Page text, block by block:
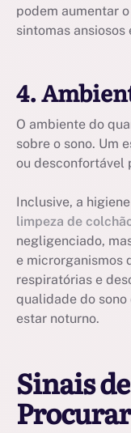
podem aumentar
sintomas
4.
O ambiente do
sobre o sono. Um
ou desconfortável
Inclusive, a
limpeza de
negligenciado,
e microrganismos
respiratórias e
qualidade do sono
estar noturno.
Sinais